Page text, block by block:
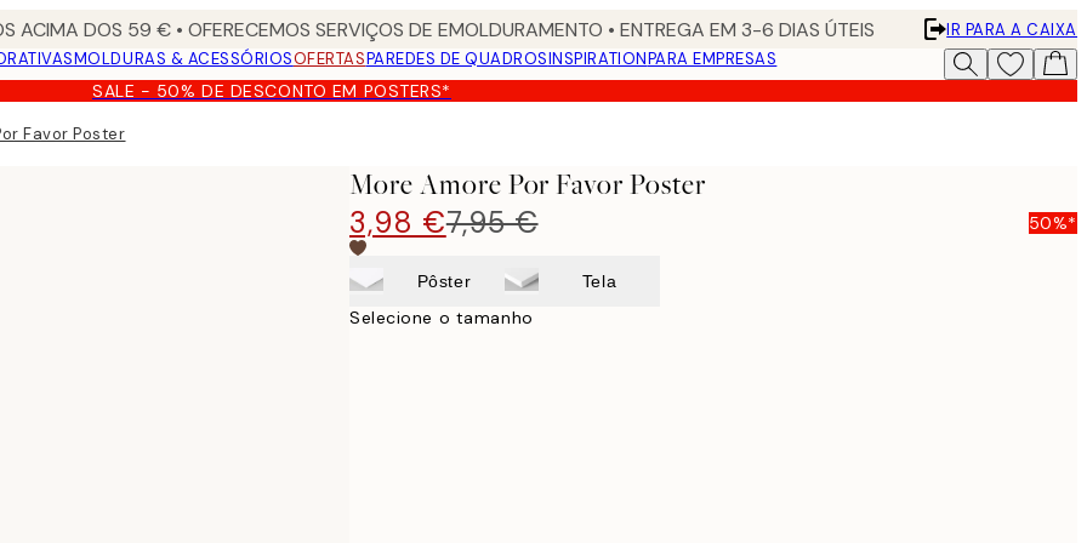
ACIMA DOS 59 € • OFERECEMOS SERVIÇOS DE EMOLDURAMENTO • ENTREGA EM 3-6 DIAS ÚTEIS
IR PARA A CAIXA
MOLDURAS & ACESSÓRIOSOFERTASPAREDES DE QUADROSINSPIRATIONPARA EMPRESAS
SALE - 50% DE DESCONTO EM POSTERS*
Favor Poster
More Amore Por Favor Poster
3,98 €7,95 € 50%*
Pôster Tela
Selecione o tamanho